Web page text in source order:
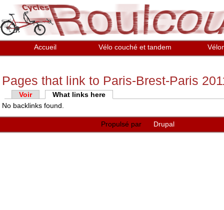
Aller au contenu principal
Accueil Vélo couché et tandem
Pages that link to Paris-Brest-Paris
Onglets
principaux
Voir What links here
No backlinks found.
Propulsé par Drupal